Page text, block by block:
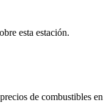
esta estación.
de combustibles en